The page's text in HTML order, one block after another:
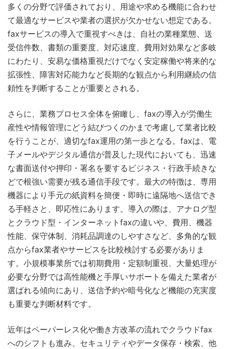
多くの分野で評価されており、用途や求める機能に合わせ
て最適なサービスや業者の選択が欠かせない想定である。
faxサービスの導入で重視すべきは、自社の業種業態、送
受信件数、書類の重要度、対応速度、費用対効果など多岐
にわたり、安易な価格重視だけでなく安定稼働や将来的な
拡張性、障害対応能力など長期的な観点から利用継続の信
頼性を判断することが重要とされる。
さらに、業務プロセス全体を俯瞰し、faxの導入が労働生
産性や情報管理にどう結びつくのかまで考慮して業者比較
を行うことが、適切なfax運用の第一歩となる。faxは、電
子メールやデジタル通信が普及した現代においても、迅速
な書面送付や押印・署名を要するビジネス・行政手続きな
どで根強い需要が残る通信手段です。最大の特徴は、専用
機器により手元の紙資料を簡便・即時に遠隔地へ送信でき
る手軽さと、即応性にあります。導入の際は、アナログ型
とクラウド型・インターネットfaxの違いや、費用、機器
性能、保守体制、消耗品調達のしやすさなど、多角的な観
点からfax業者やサービスを比較検討する必要がありま
す。小規模事業所では初期費用・定額制重視、大量処理が
必要な分野では高性能機と手厚いサポートを備えた業者が
選ばれる傾向にあり、送信予約や暗号化など機能の充実度
も重要な判断材料です。
近年はペーパーレス化や働き方改革の流れでクラウドfax
へのシフトも進み、セキュリティやデータ保存・検索、他